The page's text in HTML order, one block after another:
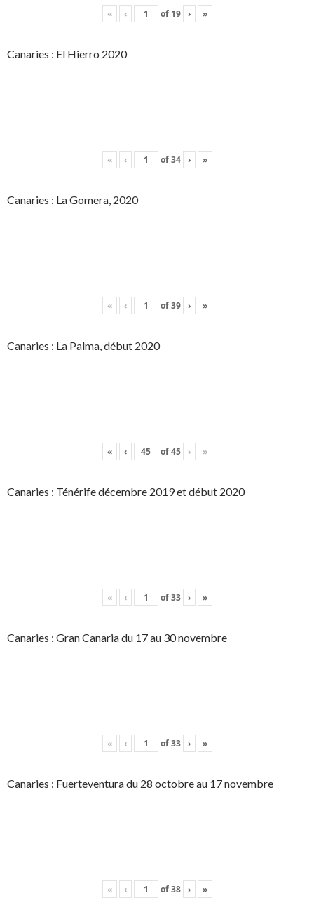
« ‹ of 19 › »
Canaries : El Hierro 2020
« ‹ of34 › »
Canaries : La Gomera, 2020
« ‹ of39 › »
Canaries : La Palma, début 2020
« ‹ of45 › »
Canaries : Ténérife décembre 2019 et début 2020
« ‹ of33 › »
Canaries : Gran Canaria du 17 au 30 novembre
« ‹ of33 › »
Canaries : Fuerteventura du 28 octobre au 17 novembre
« ‹ of38 › »